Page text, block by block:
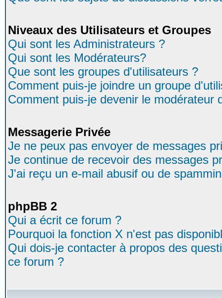
Niveaux des Utilisateurs et Groupes
Qui sont les Administrateurs ?
Qui sont les Modérateurs?
Que sont les groupes d'utilisateurs ?
Comment puis-je joindre un groupe
Comment puis-je devenir le modérateur
Messagerie Privée
Je ne peux pas envoyer de messages
Je continue de recevoir des messages
J'ai reçu un e-mail abusif ou de
phpBB 2
Qui a écrit ce forum ?
Pourquoi la fonction X n'est pas
Qui dois-je contacter à propos des
ce forum ?